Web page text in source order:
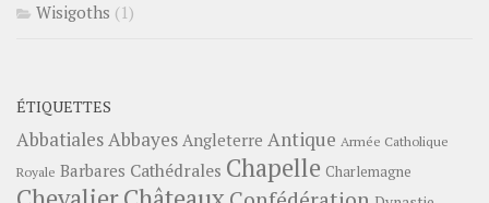
Wisigoths (1)
ÉTIQUETTES
AbbatialesAbbayes Angleterre Antique Armée Catholique
Royale Barbares Cathédrales Chapelle Charlemagne